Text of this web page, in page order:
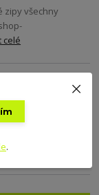
zipy všechny
celé
krásné
.